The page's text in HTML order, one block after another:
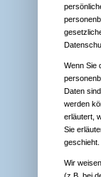
Wenn Sie
Daten
werden
erläutert,
Sie
geschieht.
Wir